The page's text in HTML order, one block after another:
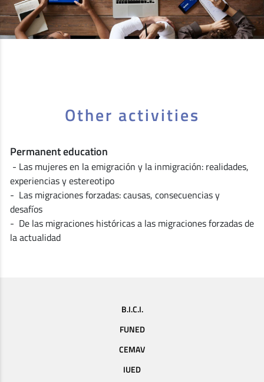
Other activities
Permanent education
- Las mujeres en la emigración y la inmigración: realidades,
experiencias y estereotipo
- Las migraciones forzadas: causas, consecuencias y
desafíos
- De las migraciones históricas a las migraciones forzadas de
la actualidad
B.I.C.I.
FUNED
CEMAV
IUED